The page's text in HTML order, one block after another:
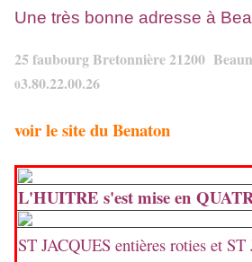
Une très bonne adresse à
25 faubourg Bretonnière 21200
03.80.22.00.26
voir le site du Benaton
L'HUITRE s'est mise en
ST JACQUES entières roties et